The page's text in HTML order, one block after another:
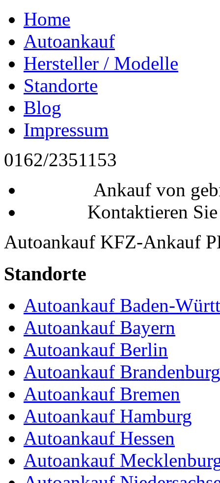
Home
Autoankauf
Hersteller / Modelle
Standorte
Blog
Impressum
0162/2351153
Ankauf von
Kontaktieren
Autoankauf KFZ-Ankauf
Standorte
Autoankauf Baden-
Autoankauf Bayern
Autoankauf Berlin
Autoankauf Brandenburg
Autoankauf Bremen
Autoankauf Hamburg
Autoankauf Hessen
Autoankauf